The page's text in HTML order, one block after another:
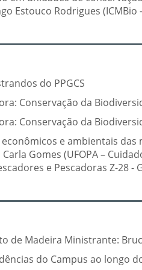
Estouco Rodrigues
do PPGCS
Conservação da
Conservação da
e ambientais
Gomes (UFOPA –
e Pescadoras Z-28 -
de Madeira Ministrante:
do Campus ao longo